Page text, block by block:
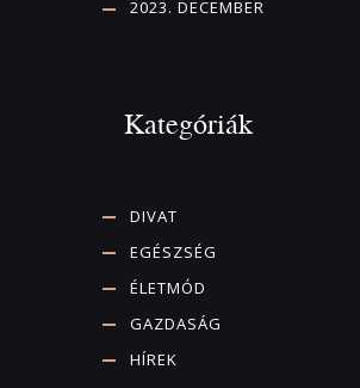
2023. DECEMBER
Kategóriák
DIVAT
EGÉSZSÉG
ÉLETMÓD
GAZDASÁG
HÍREK